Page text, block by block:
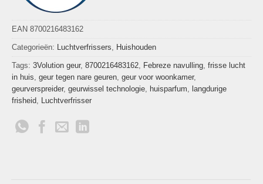
EAN 8700216483162
Categorieën: Luchtverfrissers, Huishouden
Tags: 3Volution geur, 8700216483162, Febreze navulling, frisse lucht
in huis, geur tegen nare geuren, geur voor woonkamer,
geurverspreider, geurwissel technologie, huisparfum, langdurige
frisheid, Luchtverfrisser